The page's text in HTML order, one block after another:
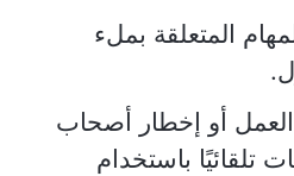
المتعلقة بملء
أو إخطار أصحاب
تلقائيًا باستخدام